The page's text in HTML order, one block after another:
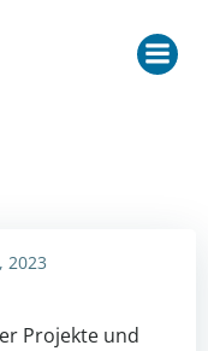
2023
Projekte und